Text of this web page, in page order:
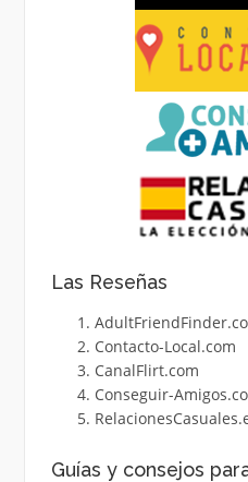
Las Reseñas
Contacto-Local.com
CanalFlirt.com
Conseguir-
Guías y consejos